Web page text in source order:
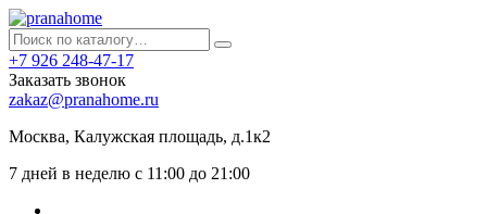
+7 926 248-47-17
Заказать звонок
zakaz@pranahome.ru
Москва, Калужская площадь, д.1к2
7 дней в неделю с 11:00 до 21:00